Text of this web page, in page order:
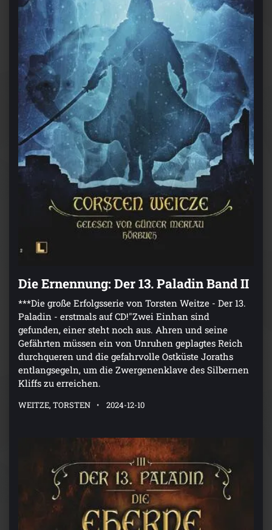
Die Ernennung: Der 13. Paladin Band II
***Die große Erfolgsserie von Torsten Weitze - Der 13.
Paladin - erstmals auf CD!"Zwei Einhan sind
gefunden, einer steht noch aus. Ahren und seine
Gefährten müssen ein von Unruhen geplagtes Reich
durchqueren und die gefahrvolle Ostküste Joraths
entlangsegeln, um die Zwergenenklave des Silbernen
Kliffs zu erreichen.
WEITZE, TORSTEN 2024-12-10